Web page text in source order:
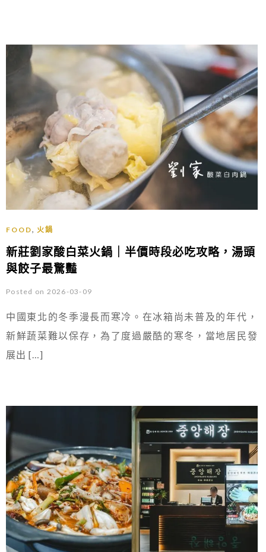
FOOD, 火鍋
新莊劉家酸白菜火鍋｜半價時段必吃攻略，湯頭
與餃子最驚豔
Posted on 2026-03-09
中國東北的冬季漫長而寒冷。在冰箱尚未普及的年代，
新鮮蔬菜難以保存，為了度過嚴酷的寒冬，當地居民發
展出 […]